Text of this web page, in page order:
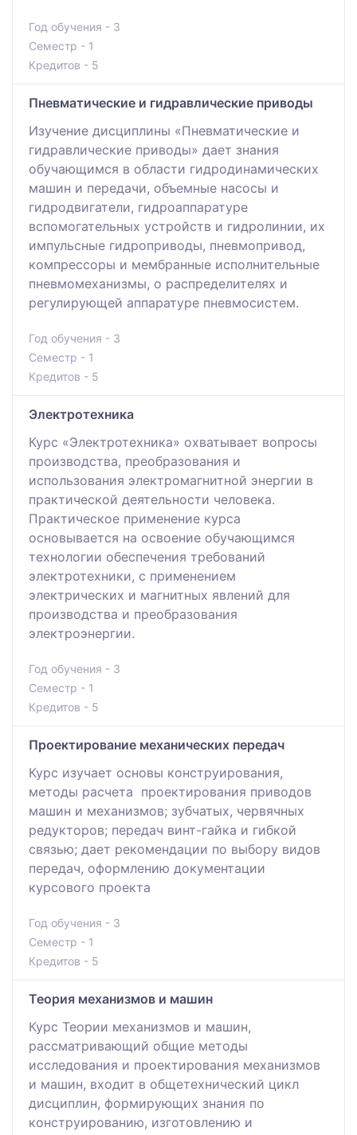
Год обучения - 3
Семестр - 1
Кредитов - 5
Пневматические и гидравлические приводы
Изучение дисциплины «Пневматические и
гидравлические приводы» дает знания
обучающимся в области гидродинамических
машин и передачи, объемные насосы и
гидродвигатели, гидроаппаратуре
вспомогательных устройств и гидролинии, их
импульсные гидроприводы, пневмопривод,
компрессоры и мембранные исполнительные
пневмомеханизмы, о распределителях и
регулирующей аппаратуре пневмосистем.
Год обучения - 3
Семестр - 1
Кредитов - 5
Электротехника
Курс «Электротехника» охватывает вопросы
производства, преобразования и
использования электромагнитной энергии в
практической деятельности человека.
Практическое применение курса
основывается на освоение обучающимся
технологии обеспечения требований
электротехники, с применением
электрических и магнитных явлений для
производства и преобразования
электроэнергии.
Год обучения - 3
Семестр - 1
Кредитов - 5
Проектирование механических передач
Курс изучает основы конструирования,
методы расчета проектирования приводов
машин и механизмов; зубчатых, червячных
редукторов; передач винт-гайка и гибкой
связью; дает рекомендации по выбору видов
передач, оформлению документации
курсового проекта
Год обучения - 3
Семестр - 1
Кредитов - 5
Теория механизмов и машин
Курс Теории механизмов и машин,
рассматривающий общие методы
исследования и проектирования механизмов
и машин, входит в общетехнический цикл
дисциплин, формирующих знания по
конструированию, изготовлению и